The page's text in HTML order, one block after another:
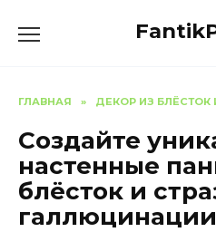
ГЛАВНАЯ » ДЕКОР ИЗ БЛЁСТОК
Создайте
настенные
блёсток и
галлюцинации